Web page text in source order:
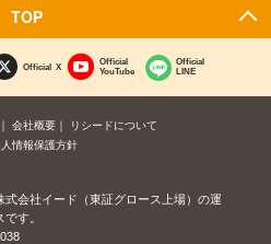
TOP
Official X
Official
YouTube
Official
LINE
会社概要
リシードについて
情報保護方針
式会社イード（東証グロース上場）の運
す。